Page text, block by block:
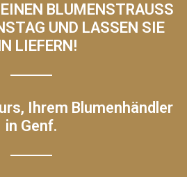
BLUMENSTRAUSS Z
UND LASSEN SIE I
LIEFERN!
Ihrem Blumenhändler
in Genf.